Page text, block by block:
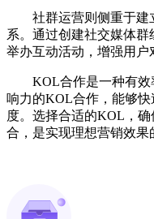
社群运营则侧重于建
系。通过创建社交媒体
举办互动活动，增强用户
KOL合作是一种有效
响力的KOL合作，能够
度。选择合适的KOL，
合，是实现理想营销效果